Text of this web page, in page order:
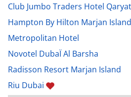
Club Jumbo Traders Hotel
Hampton By Hilton Marjan Island
Metropolitan Hotel
Novotel DubaÏ Al Barsha
Radisson Resort Marjan Island
Riu Dubai